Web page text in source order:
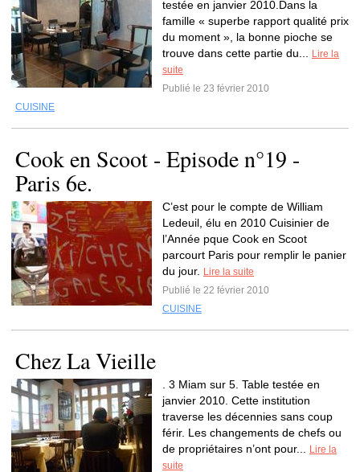
testée en janvier 2010.Dans la
famille « superbe rapport qualité prix
du moment », la bonne pioche se
trouve dans cette partie du...
Lire la
suite
Publié le 23 février 2010
CUISINE
Cook en Scoot - Episode n°19 -
Paris 6e.
C’est pour le compte de William
Ledeuil, élu en 2010 Cuisinier de
l’Année pque Cook en Scoot
parcourt Paris pour remplir le panier
du jour.
Lire la suite
Publié le 22 février 2010
CUISINE
Chez La Vieille
. 3 Miam sur 5. Table testée en
janvier 2010. Cette institution
traverse les décennies sans coup
férir. Les changements de chefs ou
de propriétaires n’ont pour...
Lire la
suite